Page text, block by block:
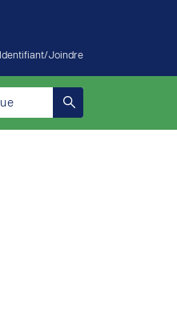
Identifiant/Joindre